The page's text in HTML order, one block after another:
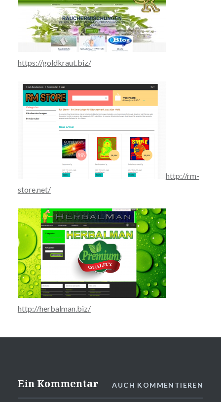
https://goldkraut.biz/
http://rm-
store.net/
http://herbalman.biz/
Ein Kommentar AUCH KOMMENTIEREN